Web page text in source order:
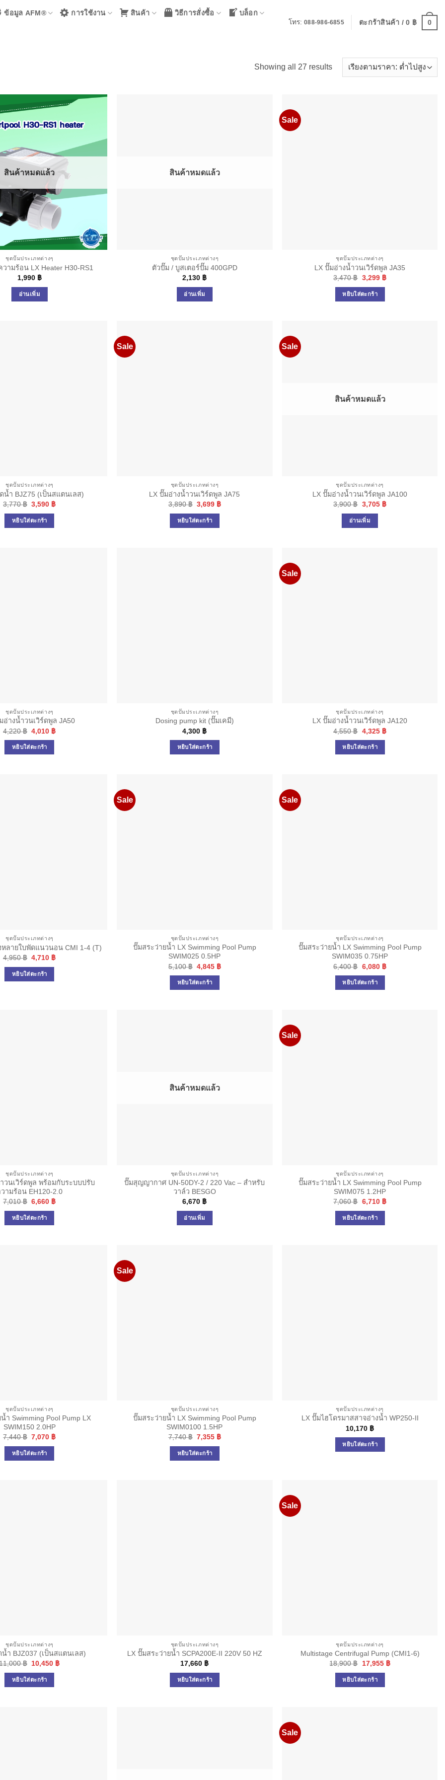
ข้อมูล AFM® การใช้งาน สินค้า วิธีการสั่งซื้อ บล็อก
โทร:088-986-6855 ตะกร้าสินค้า /0 ฿ 0
Showing all 27 resultsSorted
สินค้าหมดแล้ว
ชุดปั๊มประเภทต่างๆ
ามร้อน LX Heater H30-RS1
1,990 ฿
อ่านเพิ่ม
สินค้าหมดแล้ว
ชุดปั๊มประเภทต่างๆ
ตัวปั๊ม / บูสเตอร์ปั๊ม 400GPD
2,130 ฿
อ่านเพิ่ม
Sale
ชุดปั๊มประเภทต่างๆ
LX ปั๊มอ่างน้ำวนเวิร์ดพูล JA35
3,470฿ Original
was:
3,470 ฿.
3,299 ฿Current
หยิบใส่ตะกร้า
ชุดปั๊มประเภทต่างๆ
น้ำ BJZ75 (เป็นสแตนเลส)
3,770฿ Original
was:
3,770 ฿.
3,590 ฿Current
หยิบใส่ตะกร้า
Sale
ชุดปั๊มประเภทต่างๆ
LX ปั๊มอ่างน้ำวนเวิร์ดพูล JA75
3,890฿ Original
was:
3,890 ฿.
3,699 ฿Current
หยิบใส่ตะกร้า
Sale
สินค้าหมดแล้ว
ชุดปั๊มประเภทต่างๆ
LX ปั๊มอ่างน้ำวนเวิร์ดพูล JA100
3,900฿ Original
was:
3,900 ฿.
3,705 ฿Current
อ่านเพิ่ม
ชุดปั๊มประเภทต่างๆ
อ่างน้ำวนเวิร์ดพูล JA50
4,220฿ Original
was:
4,220 ฿.
4,010 ฿Current
หยิบใส่ตะกร้า
ชุดปั๊มประเภทต่างๆ
Dosing pump kit (ปั๊มเคมี)
4,300 ฿
หยิบใส่ตะกร้า
Sale
ชุดปั๊มประเภทต่างๆ
LX ปั๊มอ่างน้ำวนเวิร์ดพูล JA120
4,550฿ Original
was:
4,550 ฿.
4,325 ฿Current
หยิบใส่ตะกร้า
ชุดปั๊มประเภทต่างๆ
ลายใบพัดแนวนอน CMI 1-4 (T)
4,950฿ Original
was:
4,950 ฿.
4,710 ฿Current
หยิบใส่ตะกร้า
Sale
ชุดปั๊มประเภทต่างๆ
ปั๊มสระว่ายน้ำ LX Swimming Pool Pump
SWIM025 0.5HP
5,100฿ Original
price
was:
5,100 ฿.
4,845 ฿Current
หยิบใส่ตะกร้า
Sale
ชุดปั๊มประเภทต่างๆ
ปั๊มสระว่ายน้ำ LX Swimming Pool Pump
SWIM035 0.75HP
6,400฿ Original
price
was:
6,400 ฿.
6,080 ฿Current
หยิบใส่ตะกร้า
ชุดปั๊มประเภทต่างๆ
วนเวิร์ดพูล พร้อมกับระบบปรับ
ามร้อน EH120-2.0
7,010฿ Original
was:
7,010 ฿.
6,660 ฿Current
หยิบใส่ตะกร้า
สินค้าหมดแล้ว
ชุดปั๊มประเภทต่างๆ
ปั๊มสุญญากาศ UN-50DY-2 / 220 Vac – สำหรับ
วาล์ว BESGO
6,670 ฿
อ่านเพิ่ม
Sale
ชุดปั๊มประเภทต่างๆ
ปั๊มสระว่ายน้ำ LX Swimming Pool Pump
SWIM075 1.2HP
7,060฿ Original
was:
7,060 ฿.
6,710 ฿Current
หยิบใส่ตะกร้า
ชุดปั๊มประเภทต่างๆ
ำ Swimming Pool Pump LX
SWIM150 2.0HP
7,440฿ Original
was:
7,440 ฿.
7,070 ฿Current
หยิบใส่ตะกร้า
Sale
ชุดปั๊มประเภทต่างๆ
ปั๊มสระว่ายน้ำ LX Swimming Pool Pump
SWIM0100 1.5HP
7,740฿ Original
was:
7,740 ฿.
7,355 ฿Current
หยิบใส่ตะกร้า
ชุดปั๊มประเภทต่างๆ
LX ปั๊มไฮโดรมาสสาจอ่างน้ำ WP250-II
10,170 ฿
หยิบใส่ตะกร้า
ชุดปั๊มประเภทต่างๆ
ำ BJZ037 (เป็นสแตนเลส)
฿ Original
was:
11,000 ฿.
10,450 ฿Current
หยิบใส่ตะกร้า
ชุดปั๊มประเภทต่างๆ
LX ปั๊มสระว่ายน้ำ SCPA200E-II 220V 50 HZ
17,660 ฿
หยิบใส่ตะกร้า
Sale
ชุดปั๊มประเภทต่างๆ
Multistage Centrifugal Pump (CMI1-6)
18,900฿ Original
was:
18,900 ฿.
17,955 ฿Current
หยิบใส่ตะกร้า
Sale